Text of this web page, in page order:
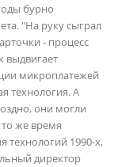
бурно
"На руку сыграл
- процесс
выдвигает
микроплатежей
технология. А
они могли
же время
технологий 1990-х,
директор